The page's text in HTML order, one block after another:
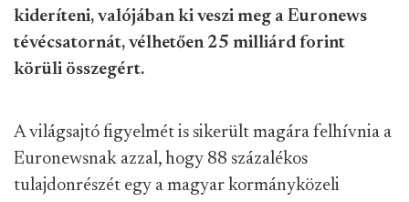
kideríteni, valójában ki veszi meg a Euronews
tévécsatornát, vélhetően 25 milliárd forint
körüli összegért.
A világsajtó figyelmét is sikerült magára felhívnia a
Euronewsnak azzal, hogy 88 százalékos
tulajdonrészét egy a magyar kormányközeli